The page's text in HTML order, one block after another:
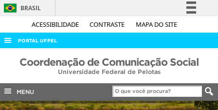
ACESSIBILIDADE CONTRASTE MAPA DO SITE
BRASIL
Simplifique!
Acesso à informação
Legislação
Canais
PORTAL UFPEL
ACESSO À INFORMAÇÃO
COBALTO
CONCURSOS
Coordenação de Comunicação Social
Universidade Federal de Pelotas
MENU